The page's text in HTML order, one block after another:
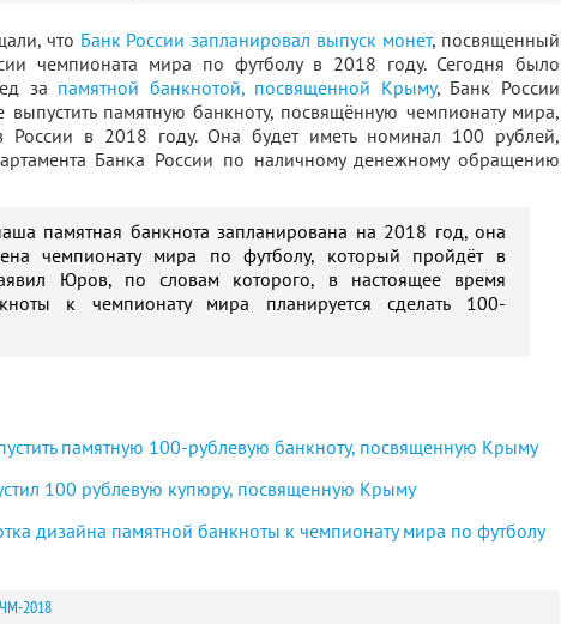
что Банк России запланировал выпуск монет, посвященный
чемпионата мира по футболу в 2018 году. Сегодня было
за памятной банкнотой, посвященной Крыму, Банк России
выпустить памятную банкноту, посвящённую чемпионату мира,
России в 2018 году. Она будет иметь номинал 100 рублей,
Банка России по наличному денежному обращению
памятная банкнота запланирована на 2018 год, она
чемпионату мира по футболу, который пройдёт в
Юров, по словам которого, в настоящее время
к чемпионату мира планируется сделать 100-
памятную 100-рублевую банкноту, посвященную Крыму
100 рублевую купюру, посвященную Крыму
дизайна памятной банкноты к чемпионату мира по футболу
ЧМ-2018